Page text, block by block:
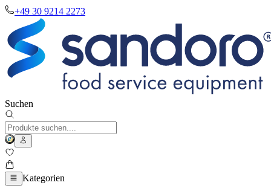
+49 30 9214 2273
Suchen
Kategorien